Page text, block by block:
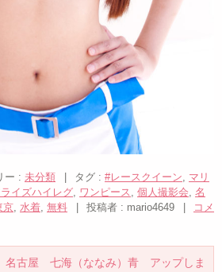
ー : 未分類 タグ : #レースクイーン, マリ
ライズハイレグ, ワンピース , 個人撮影会, 名
京, 水着, 無料 投稿者 : mario4649
コメ
古屋 七海（ななみ）青 アップしま